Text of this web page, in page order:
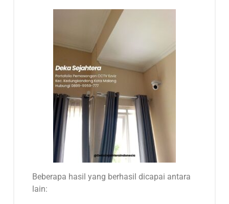
Beberapa hasil yang berhasil dicapai antara
lain: